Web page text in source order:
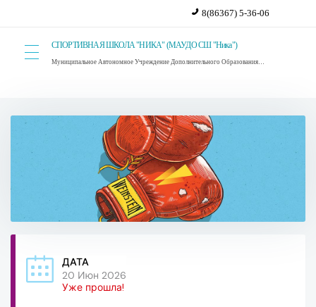
8(86367) 5-36-06
СПОРТИВНАЯ ШКОЛА "НИКА" (МАУДО СШ "Ника")
Муниципальное Автономное Учреждение Дополнительного Образования Спортивная Школа "Ника". г. Красный Сулин.
ДАТА
20 Июн 2026
Уже прошла!